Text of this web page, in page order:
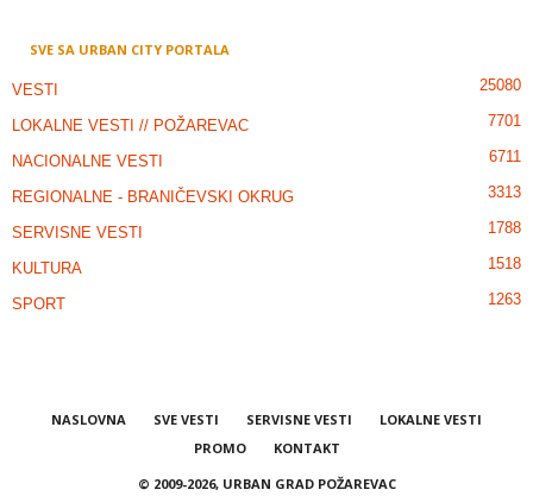
SVE SA URBAN CITY PORTALA
VESTI 25080
LOKALNE VESTI // POŽAREVAC 7701
NACIONALNE VESTI 6711
REGIONALNE - BRANIČEVSKI OKRUG 3313
SERVISNE VESTI 1788
KULTURA 1518
SPORT 1263
NASLOVNA SVE VESTI SERVISNE VESTI
LOKALNE VESTI
PROMO
KONTAKT
© 2009-2026, URBAN GRAD POŽAREVAC